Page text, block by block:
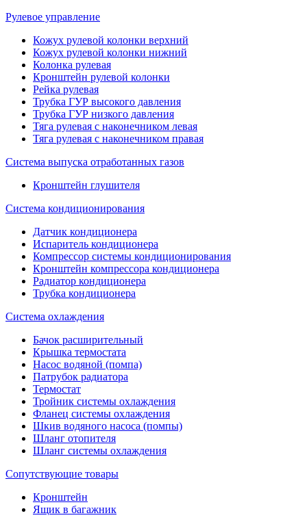
Рулевое управление
Кожух рулевой колонки верхний
Кожух рулевой колонки нижний
Колонка рулевая
Кронштейн рулевой колонки
Рейка рулевая
Трубка ГУР высокого давления
Трубка ГУР низкого давления
Тяга рулевая с наконечником левая
Тяга рулевая с наконечником правая
Система выпуска отработанных газов
Кронштейн глушителя
Система кондиционирования
Датчик кондиционера
Испаритель кондиционера
Компрессор системы кондиционирования
Кронштейн компрессора кондиционера
Радиатор кондиционера
Трубка кондиционера
Система охлаждения
Бачок расширительный
Крышка термостата
Насос водяной (помпа)
Патрубок радиатора
Термостат
Тройник системы охлаждения
Фланец системы охлаждения
Шкив водяного насоса (помпы)
Шланг отопителя
Шланг системы охлаждения
Сопутствующие товары
Кронштейн
Ящик в багажник